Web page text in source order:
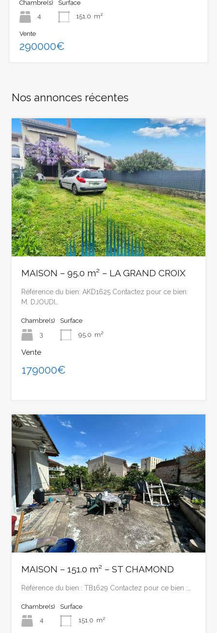
Chambre(s)
4
Surface
151.0 m²
Vente
290000€
Nos annonces récentes
MAISON – 95.0 m² – LA GRAND CROIX
Référence du bien: AKD1625 Contactez pour ce bien:
M. DJOUDI…
Chambre(s)
3
Surface
95.0 m²
Vente
179000€
MAISON – 151.0 m² – ST CHAMOND
Référence du bien : TB1629 Contactez pour ce bien :…
Chambre(s)
4
Surface
151.0 m²